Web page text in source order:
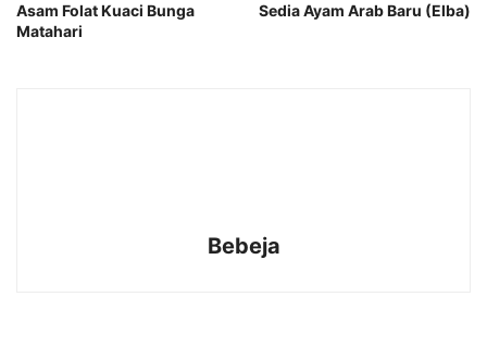
Asam Folat Kuaci Bunga
Matahari
Sedia Ayam Arab Baru (Elba)
Bebeja